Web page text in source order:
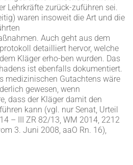
Lehrkräfte zurück-zuführen sei.
waren insoweit die Art und die
Auch geht aus dem
detailliert hervor, welche
Kläger erho-ben wurden. Das
ist ebenfalls dokumentiert.
medizinischen Gutachtens wäre
gewesen, wenn
dass der Kläger damit den
kann (vgl. nur Senat, Urteil
– III ZR 82/13, WM 2014, 2212
3. Juni 2008, aaO Rn. 16),